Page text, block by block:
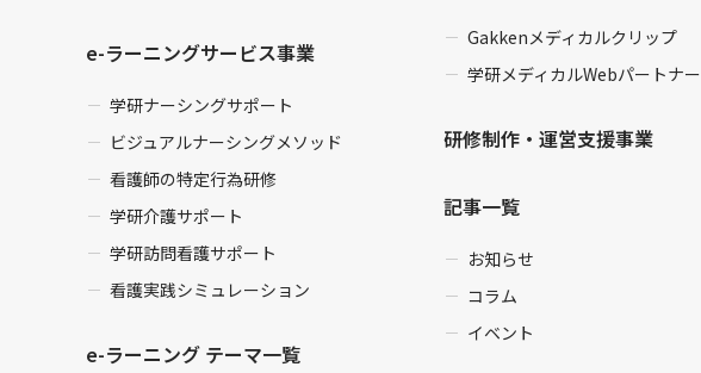
e-ラーニングサービス事業
学研ナーシングサポート
ビジュアルナーシングメソッド
看護師の特定行為研修
学研介護サポート
学研訪問看護サポート
看護実践シミュレーション
e-ラーニング テーマ一覧
Gakkenメディカルクリップ
学研メディカルWebパートナー
研修制作・運営支援事業
記事一覧
お知らせ
コラム
イベント